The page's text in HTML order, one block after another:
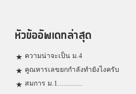
หัวข้ออัพเดทล่าสุด
ความน่าจะเป็น ม.4
คูณหารเลขยกกำลังทำยังไงครับ
สมการ ม.1.............